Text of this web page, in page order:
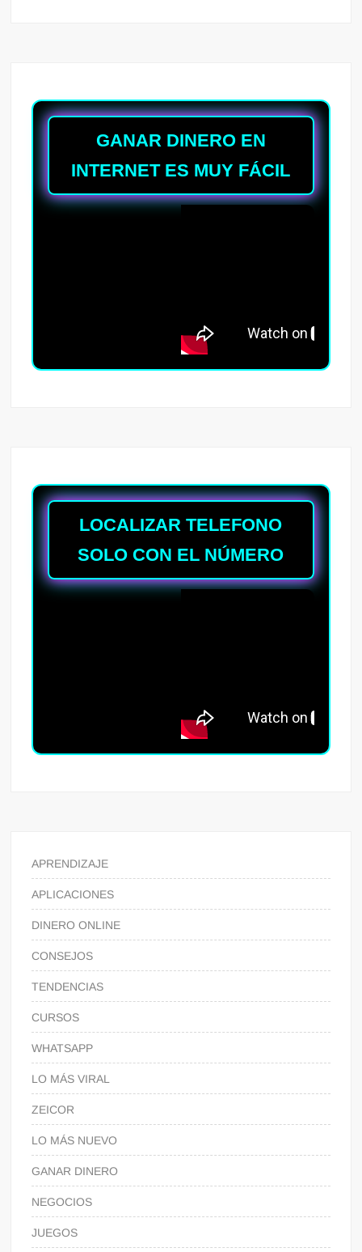
GANAR DINERO EN
INTERNET ES MUY FÁCIL
LOCALIZAR TELEFONO
SOLO CON EL NÚMERO
APRENDIZAJE
APLICACIONES
DINERO ONLINE
CONSEJOS
TENDENCIAS
CURSOS
WHATSAPP
LO MÁS VIRAL
ZEICOR
LO MÁS NUEVO
GANAR DINERO
NEGOCIOS
JUEGOS